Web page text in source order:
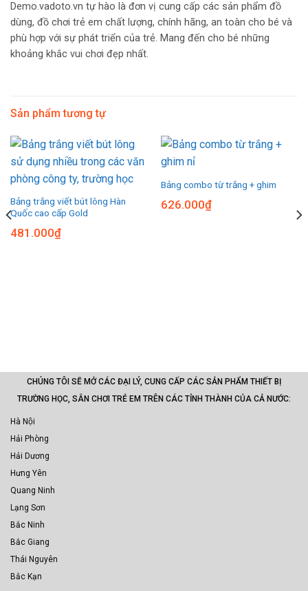
Demo.vadoto.vn tự hào là đơn vị cung cấp các sản phẩm đồ
dùng, đồ chơi trẻ em chất lượng, chính hãng, an toàn cho bé và
phù hợp với sự phát triển của trẻ. Mang đến cho bé những
khoảng khắc vui chơi đẹp nhất.
Sản phẩm tương tự
Bảng trắng viết bút lông Hàn
Quốc cao cấp Gold
481.000₫
Bảng combo từ trắng + ghim
626.000₫
CHÚNG TÔI SẼ MỞ CÁC ĐẠI LÝ, CUNG CẤP CÁC SẢN PHẨM THIẾT BỊ
TRƯỜNG HỌC, SÂN CHƠI TRẺ EM TRÊN CÁC TỈNH THÀNH CỦA CẢ NƯỚC:
Hà Nội
Hải Phòng
Hải Dương
Hưng Yên
Quang Ninh
Lạng Sơn
Bắc Ninh
Bắc Giang
Thái Nguyên
Bắc Kạn